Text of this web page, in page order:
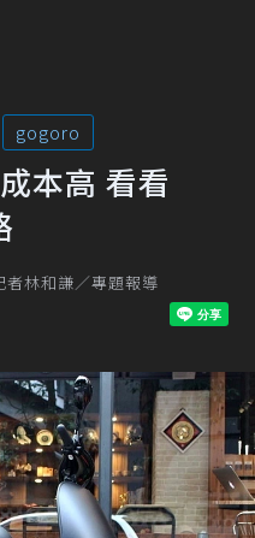
gogoro
本高 看看
者林和謙／專題報導